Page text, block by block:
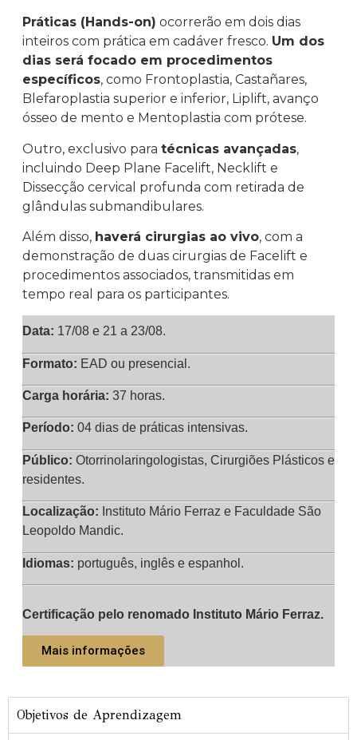
Práticas (Hands-on) ocorrerão em dois dias
inteiros com prática em cadáver fresco. Um dos
dias será focado em procedimentos
específicos, como Frontoplastia, Castañares,
Blefaroplastia superior e inferior, Liplift, avanço
ósseo de mento e Mentoplastia com prótese.
Outro, exclusivo para técnicas avançadas,
incluindo Deep Plane Facelift, Necklift e
Dissecção cervical profunda com retirada de
glândulas submandibulares.
Além disso, haverá cirurgias ao vivo, com a
demonstração de duas cirurgias de Facelift e
procedimentos associados, transmitidas em
tempo real para os participantes.
Data: 17/08 e 21 a 23/08.
Formato: EAD ou presencial.
Carga horária: 37 horas.
Período: 04 dias de práticas intensivas.
Público: Otorrinolaringologistas, Cirurgiões Plásticos e
residentes.
Localização: Instituto Mário Ferraz e Faculdade São
Leopoldo Mandic.
Idiomas: português, inglês e espanhol.
Certificação pelo renomado Instituto Mário Ferraz.
Mais informações
Objetivos de Aprendizagem